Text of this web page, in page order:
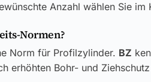
Anzahl wählen Sie im
Normen?
Norm für Profilzylinder. BZ
erhöhten Bohr- und